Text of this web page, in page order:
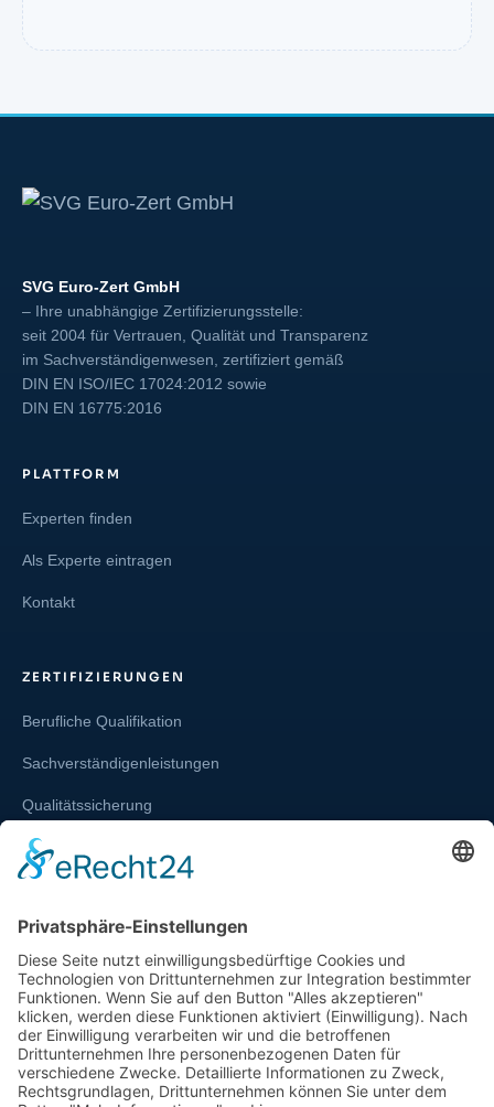
SVG Euro-Zert GmbH
– Ihre unabhängige Zertifizierungsstelle:
seit 2004 für Vertrauen, Qualität und Transparenz
im Sachverständigenwesen, zertifiziert gemäß
DIN EN ISO/IEC 17024:2012 sowie
DIN EN 16775:2016
PLATTFORM
Experten finden
Als Experte eintragen
Kontakt
ZERTIFIZIERUNGEN
Berufliche Qualifikation
Sachverständigenleistungen
Qualitätssicherung
Weiterbildung und Schulung
SERVICE & RECHT
Infos zur Unparteilichkeit
Kontakt
Beschwerdestelle